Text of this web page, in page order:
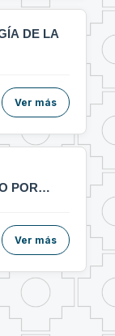
DE LA
Ver más
POR
Ver más